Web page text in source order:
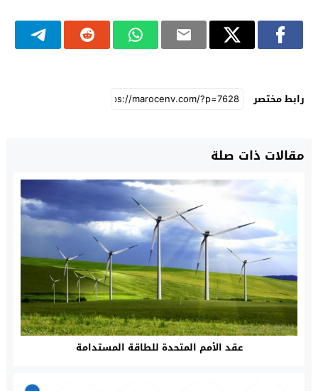
رابط مختصر
مقالات ذات صلة
عقد الأمم المتحدة للطاقة المستدامة